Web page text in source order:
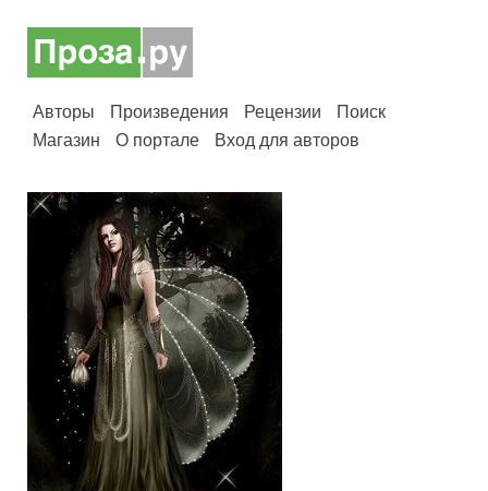
Авторы Произведения Рецензии
Поиск
Магазин
О портале Вход для авторов